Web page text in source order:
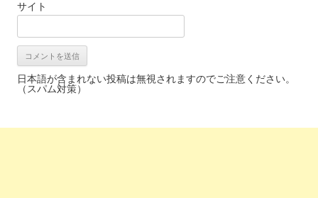
サイト
日本語が含まれない投稿は無視されますのでご注意ください。
（スパム対策）